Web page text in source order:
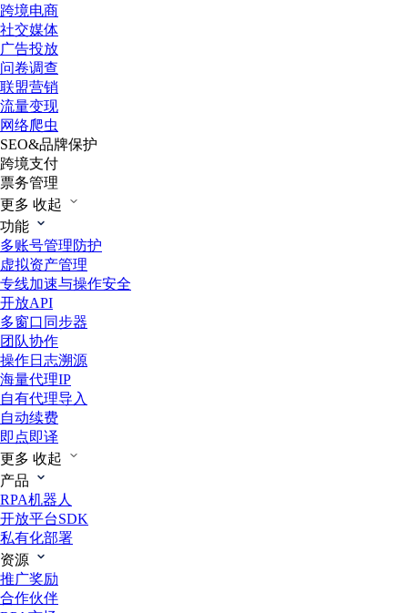
跨境电商
社交媒体
广告投放
问卷调查
联盟营销
流量变现
网络爬虫
SEO&品牌保护
跨境支付
票务管理
更多 收起
功能
多账号管理防护
虚拟资产管理
专线加速与操作安全
开放API
多窗口同步器
团队协作
操作日志溯源
海量代理IP
自有代理导入
自动续费
即点即译
更多 收起
产品
RPA机器人
开放平台SDK
私有化部署
资源
推广奖励
合作伙伴